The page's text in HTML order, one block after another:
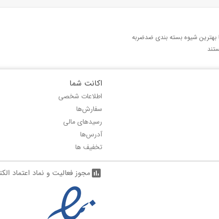
بهترین شیوه بسته بندی ضدضربه
اکانت شما
اطلاعات شخصی
سفارش‌ها
رسیدهای مالی
آدرس‌ها
تخفیف ها
assessmentمجوز فعالیت و نماد اعتماد